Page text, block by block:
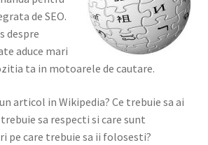
de SEO.
despre
aduce mari
ta in motoarele de cautare.
articol in Wikipedia? Ce trebuie sa ai
sa respecti si care sunt
pe care trebuie sa ii folosesti?